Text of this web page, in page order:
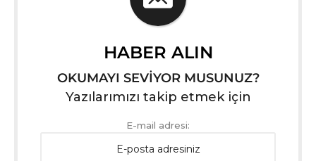
HABER ALIN
OKUMAYI SEVİYOR MUSUNUZ?
Yazılarımızı takip etmek için
E-mail adresi: